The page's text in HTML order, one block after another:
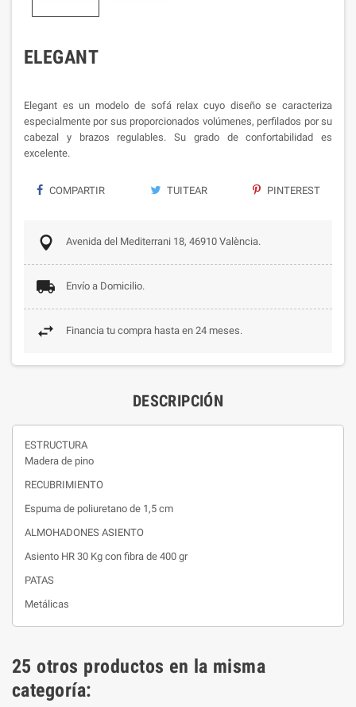
ELEGANT
Elegant es un modelo de sofá relax cuyo diseño se caracteriza
especialmente por sus proporcionados volúmenes, perfilados por su
cabezal y brazos regulables. Su grado de confortabilidad es
excelente.
COMPARTIR TUITEAR PINTEREST
Avenida del Mediterrani 18, 46910 València.
Envío a Domicilio.
Financia tu compra hasta en 24 meses.
DESCRIPCIÓN
ESTRUCTURA
Madera de pino
RECUBRIMIENTO
Espuma de poliuretano de 1,5 cm
ALMOHADONES ASIENTO
Asiento HR 30 Kg con fibra de 400 gr
PATAS
Metálicas
25 otros productos en la misma
categoría: